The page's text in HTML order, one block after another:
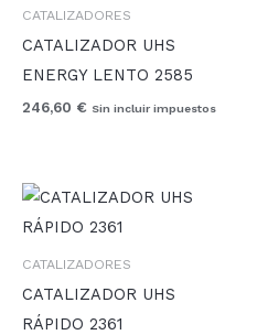
CATALIZADORES
CATALIZADOR UHS
ENERGY LENTO 2585
246,60 € Sin incluir impuestos
CATALIZADORES
CATALIZADOR UHS
RÁPIDO 2361
Rango
hasta
194,75 €